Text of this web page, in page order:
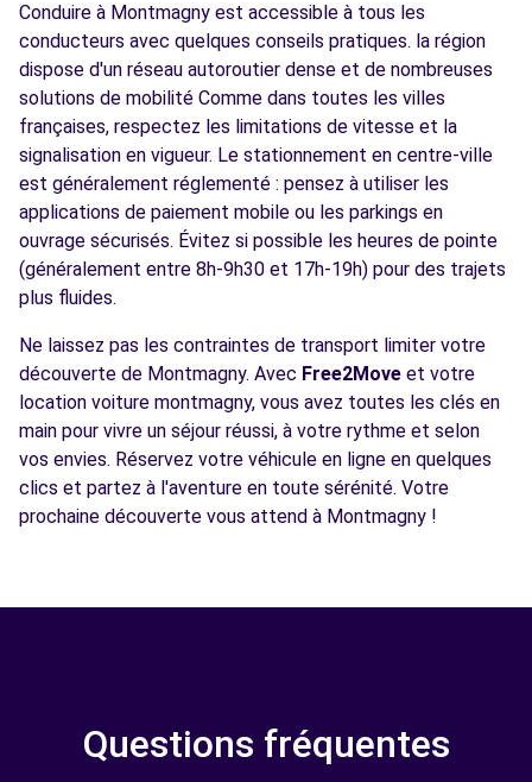
Conduire à Montmagny est accessible à tous les
conducteurs avec quelques conseils pratiques. la région
dispose d'un réseau autoroutier dense et de nombreuses
solutions de mobilité Comme dans toutes les villes
françaises, respectez les limitations de vitesse et la
signalisation en vigueur. Le stationnement en centre-ville
est généralement réglementé : pensez à utiliser les
applications de paiement mobile ou les parkings en
ouvrage sécurisés. Évitez si possible les heures de pointe
(généralement entre 8h-9h30 et 17h-19h) pour des trajets
plus fluides.
Ne laissez pas les contraintes de transport limiter votre
découverte de Montmagny. Avec Free2Move et votre
location voiture montmagny, vous avez toutes les clés en
main pour vivre un séjour réussi, à votre rythme et selon
vos envies. Réservez votre véhicule en ligne en quelques
clics et partez à l'aventure en toute sérénité. Votre
prochaine découverte vous attend à Montmagny !
Questions fréquentes